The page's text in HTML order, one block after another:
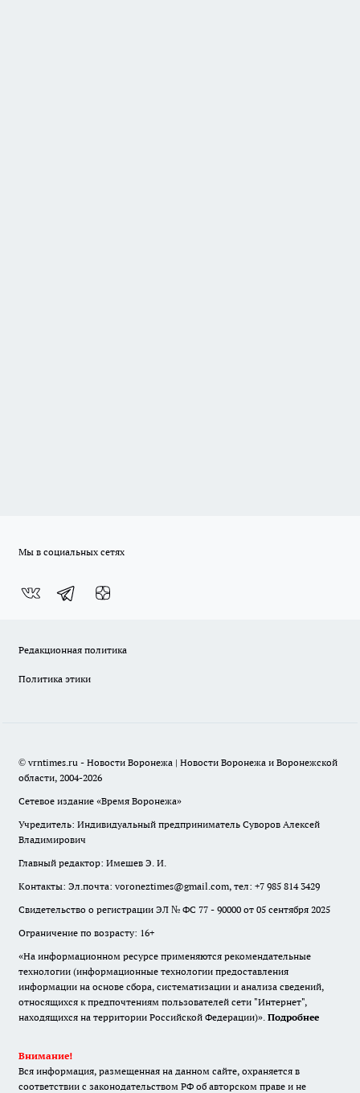
Мы в социальных сетях
Редакционная политика
Политика этики
© vrntimes.ru - Новости Воронежа | Новости Воронежа и Воронежской
области, 2004-2026
Сетевое издание «Время Воронежа»
Учредитель: Индивидуальный предприниматель Суворов Алексей
Владимирович
Главный редактор: Имешев Э. И.
Контакты: Эл.почта: voroneztimes@gmail.com, тел: +7 985 814 3429
Свидетельство о регистрации ЭЛ № ФС 77 - 90000 от 05 сентября 2025
Ограничение по возрасту: 16+
«На информационном ресурсе применяются рекомендательные
технологии (информационные технологии предоставления
информации на основе сбора, систематизации и анализа сведений,
относящихся к предпочтениям пользователей сети "Интернет",
находящихся на территории Российской Федерации)». Подробнее
Внимание!
Вся информация, размещенная на данном сайте, охраняется в
соответствии с законодательством РФ об авторском праве и не